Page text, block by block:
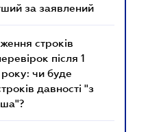
за заявлений
строків
після 1
чи буде
давності "з